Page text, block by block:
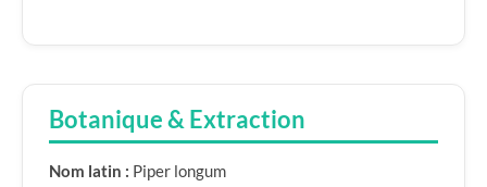
Botanique & Extraction
Nom latin : Piper longum